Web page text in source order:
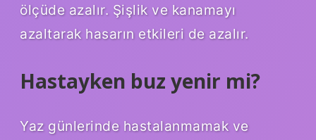
ölçüde azalır. Şişlik ve kanamayı
azaltarak hasarın etkileri de azalır.
Hastayken buz yenir mi?
Yaz günlerinde hastalanmamak ve